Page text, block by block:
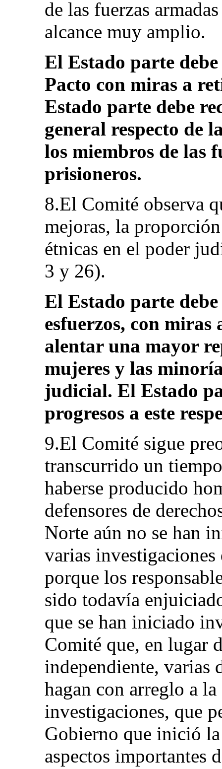
de las fuerzas
alcance muy amplio.
El Estado parte
Pacto con miras a
Estado parte debe
general respecto de
los miembros de las
prisioneros.
8.El Comité observa
mejoras, la
étnicas en el poder
3 y 26).
El Estado parte
esfuerzos, con
alentar una mayor
mujeres y las
judicial. El Estado
progresos a este
9.El Comité sigue
transcurrido un
haberse producido
defensores de
Norte aún no se han
varias
porque los
sido todavía
que se han iniciado
Comité que, en lugar
independiente, varias
hagan con arreglo a
investigaciones, que
Gobierno que inició
aspectos importantes